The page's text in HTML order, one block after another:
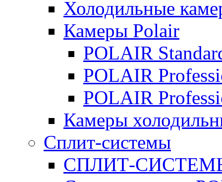
Холодильные
Камеры Polair
POLAIR
POLAIR
POLAIR
Камеры
Сплит-системы
СПЛИТ-